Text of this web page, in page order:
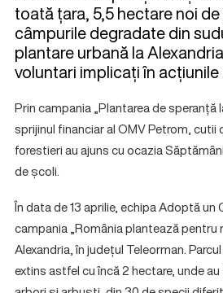
toată țara, 5,5 hectare noi
câmpurile degradate din
plantare urbană la
voluntari implicați în acțiunile
Prin campania „Plantarea de speranță
sprijinul financiar al OMV Petrom, cutii
forestieri au ajuns cu ocazia
de școli.
În data de 13 aprilie, echipa Adoptă
campania „România plantează pentru
Alexandria, în județul Teleorman.
extins astfel cu încă 2 hectare, unde